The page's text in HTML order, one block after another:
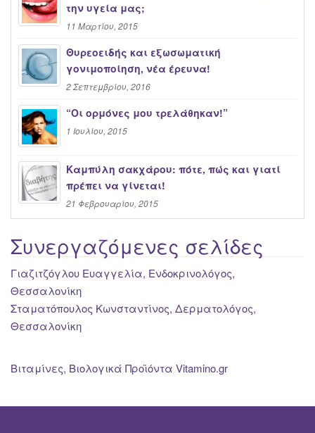
την υγεία μας;
11 Μαρτίου, 2015
Θυρεοειδής και εξωσωματική
γονιμοποίηση, νέα έρευνα!
2 Σεπτεμβρίου, 2016
“Oι ορμόνες μου τρελάθηκαν!”
1 Ιουλίου, 2015
Καμπύλη σακχάρου: πότε, πώς και γιατί
πρέπει να γίνεται!
21 Φεβρουαρίου, 2015
Συνεργαζόμενες σελίδες
Γιαζιτζόγλου Ευαγγελία, Ενδοκρινολόγος,
Θεσσαλονίκη
Σταματόπουλος Κωνσταντίνος, Δερματολόγος,
Θεσσαλονίκη
Βιταμίνες, Βιολογικά Προϊόντα Vitamino.gr